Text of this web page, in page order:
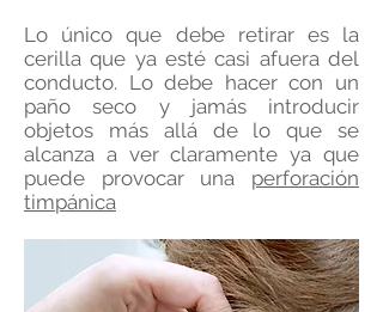
Lo único que debe retirar es la
cerilla que ya esté casi afuera del
conducto. Lo debe hacer con un
paño seco y jamás introducir
objetos más allá de lo que se
alcanza a ver claramente ya que
puede provocar una perforación
timpánica